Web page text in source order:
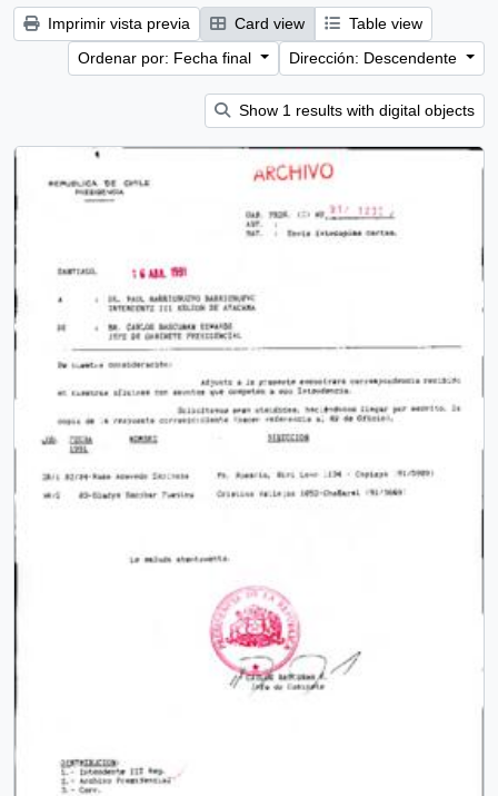
Imprimir vista previa Card view
Table view
Ordenar por: Fecha final
Dirección: Descendente
Show 1 results with digital objects